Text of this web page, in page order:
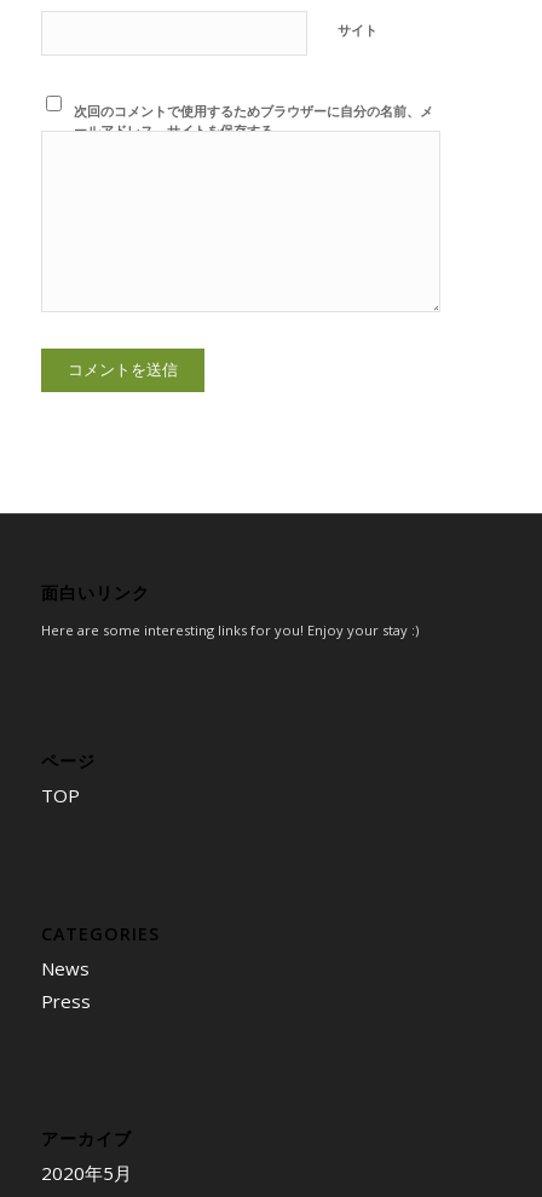
サイト
次回のコメントで使用するためブラウザーに自分の名前、メ
ールアドレス、サイトを保存する。
面白いリンク
Here are some interesting links for you! Enjoy your stay :)
ページ
TOP
CATEGORIES
News
Press
アーカイブ
2020年5月